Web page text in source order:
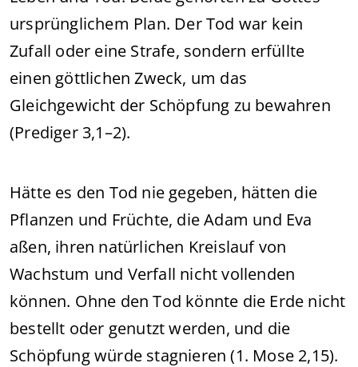
ursprünglichem Plan. Der Tod war kein
Zufall oder eine Strafe, sondern erfüllte
einen göttlichen Zweck, um das
Gleichgewicht der Schöpfung zu bewahren
(Prediger 3,1–2).
Hätte es den Tod nie gegeben, hätten die
Pflanzen und Früchte, die Adam und Eva
aßen, ihren natürlichen Kreislauf von
Wachstum und Verfall nicht vollenden
können. Ohne den Tod könnte die Erde nicht
bestellt oder genutzt werden, und die
Schöpfung würde stagnieren (1. Mose 2,15).